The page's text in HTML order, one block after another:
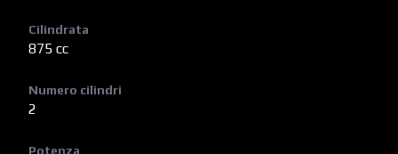
Cilindrata
875 cc
Numero cilindri
2
Potenza